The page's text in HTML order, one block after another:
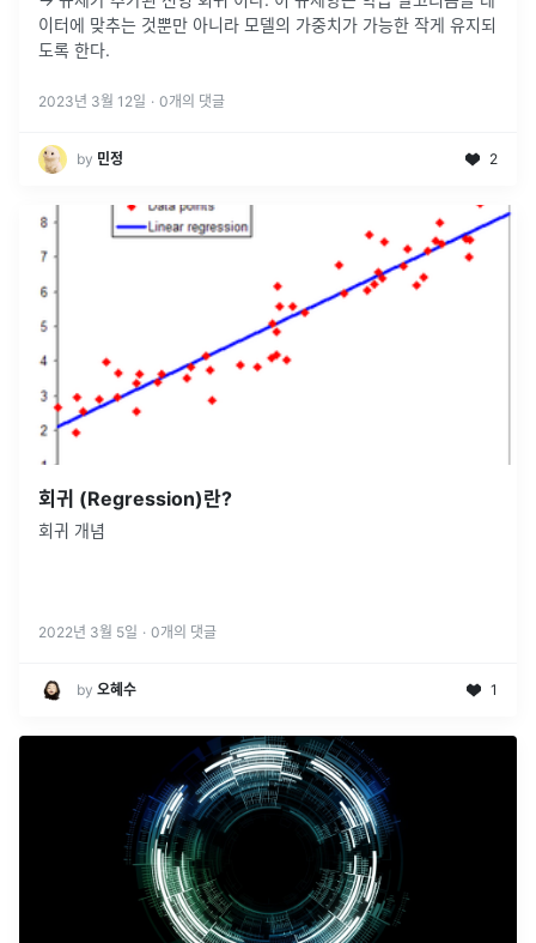
이터에 맞추는 것뿐만 아니라 모델의 가중치가 가능한 작게 유지되
도록 한다.
2023년 3월 12일 · 0개의 댓글
by 민정 2
회귀 (Regression)란?
회귀 개념
2022년 3월 5일 · 0개의 댓글
by 오혜수 1